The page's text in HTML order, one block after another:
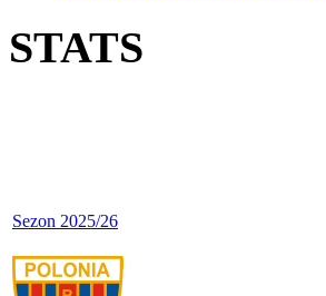
STATS
Sezon 2025/26